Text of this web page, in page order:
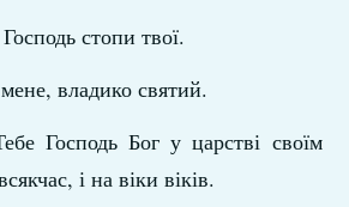
стопи твої.
владико святий.
Господь Бог у царстві своїм
і на віки віків.